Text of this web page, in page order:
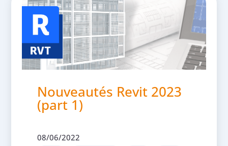
Nouveautés Revit 2023
(part 1)
08/06/2022